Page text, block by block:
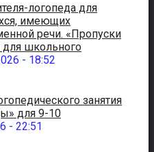
логопеда для
имеющих
речи. «Пропуски
школьного
- 18:52
занятия
для 9-10
- 22:51